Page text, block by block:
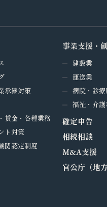
承継対策
賃金・各種業務
ト対策
関認定制度
事業支援・
建設業
運送業
病院・診療
福祉・介護
確定申告
相続相談
M&A支援
官公庁（地